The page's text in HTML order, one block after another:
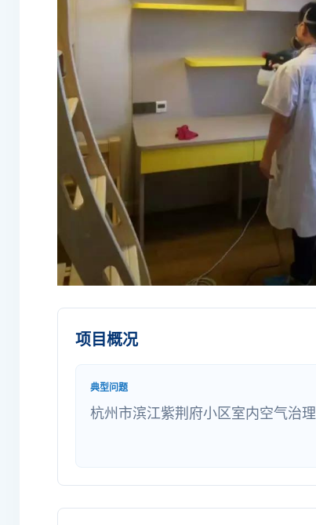
项目概况
典型问题
杭州市滨江紫荆府小区室内空气治理